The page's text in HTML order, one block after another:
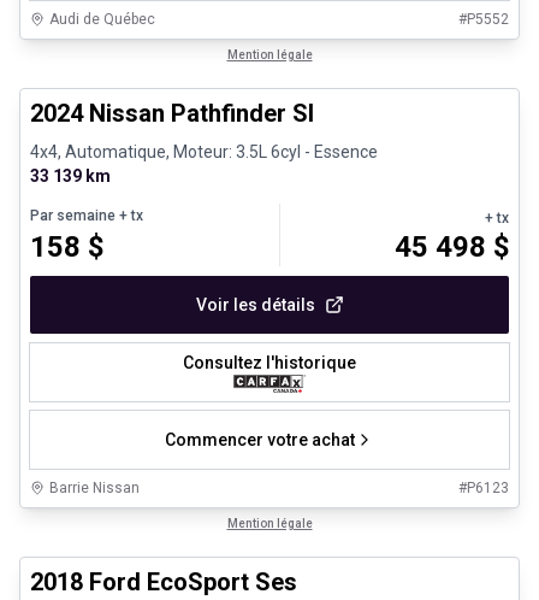
Audi de Québec #P5552
Mention légale
Véhicules d'occasion certifiés
2024 Nissan Pathfinder Sl
4x4, Automatique, Moteur: 3.5L 6cyl - Essence
33 139 km
Par semaine + tx
158 $
+ tx
45 498 $
Voir les détails
Consultez l'historique
Commencer votre achat
Barrie Nissan #P6123
Mention légale
2018 Ford EcoSport Ses